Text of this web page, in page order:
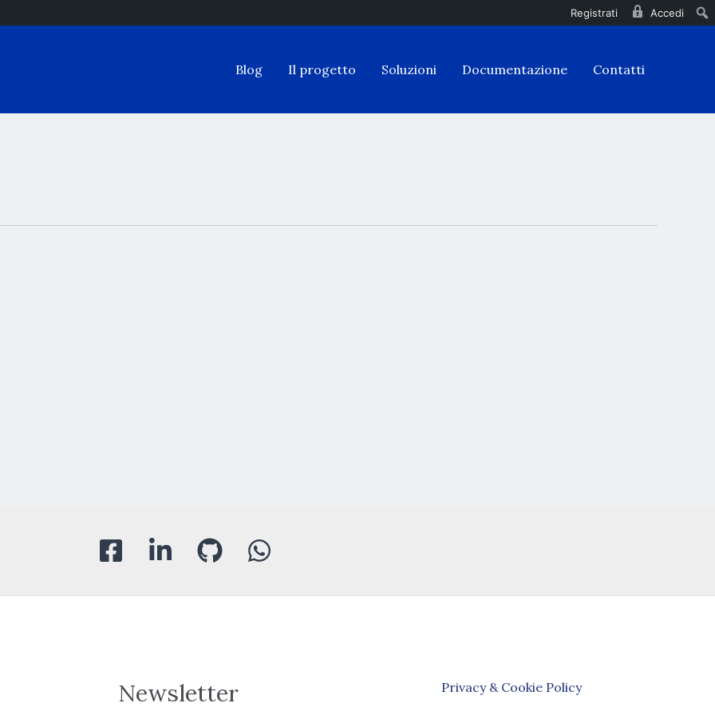
Registrati Accedi
Blog Il progetto Soluzioni Documentazione Contatti
Newsletter Privacy & Cookie Policy